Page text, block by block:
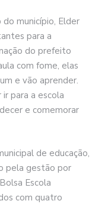
município, Elder
para a
do prefeito
com fome, elas
e vão aprender.
para a escola
e comemorar
de educação,
pela gestão por
Escola
com quatro